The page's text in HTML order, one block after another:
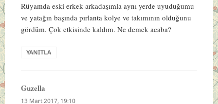
Rüyamda eski erkek arkadaşımla aynı yerde uyuduğumu
ve yatağın başında pırlanta kolye ve takımının olduğunu
gördüm. Çok etkisinde kaldım. Ne demek acaba?
YANITLA
Guzella
ki:
13 Mart 2017, 19:10